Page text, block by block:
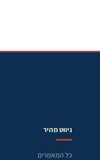
ניווט מהיר
כל המאמרים